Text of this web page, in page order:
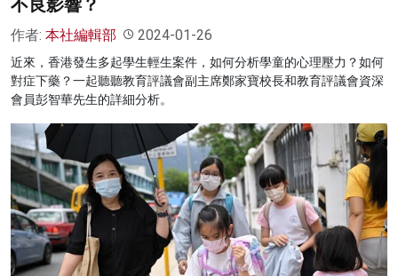
作者: 本社編輯部 2024-01-26
近來，香港發生多起學生輕生案件，如何分析學童的心理壓力？如何
對症下藥？一起聽聽教育評議會副主席鄭家寶校長和教育評議會資深
會員彭智華先生的詳細分析。